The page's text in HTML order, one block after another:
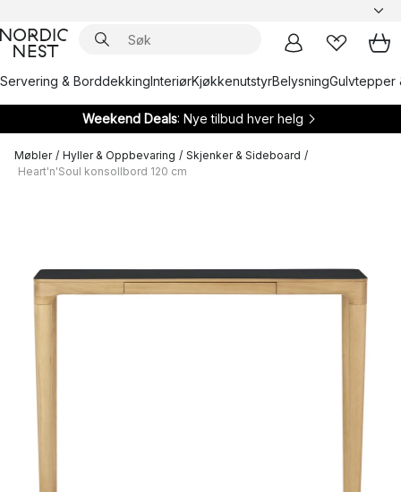
Servering & BorddekkingInteriørKjøkkenutstyrBelysningGulvtepper
Weekend Deals: Nye tilbud hver helg
Møbler / Hyller & Oppbevaring / Skjenker & Sideboard /
Heart'n'Soul konsollbord 120 cm